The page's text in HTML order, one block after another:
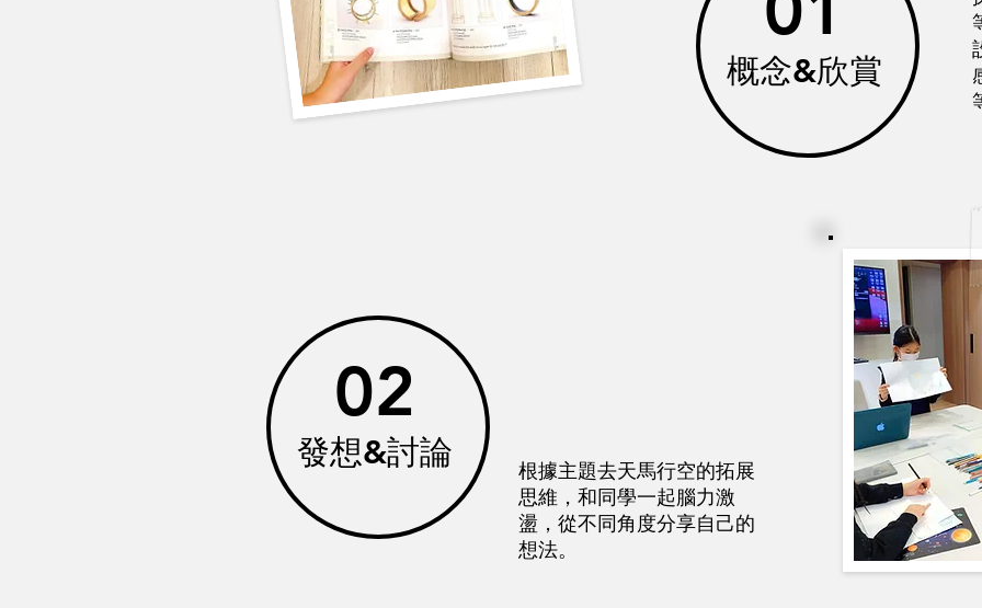
概念&欣賞
02
發想&討論
根據主題去天馬行空的拓展
思維，和同學一起腦力激
盪，從不同角度分享自己的
想法。